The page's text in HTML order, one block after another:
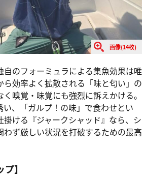
画像(14枚)
自のフォーミュラによる集魚効果は唯
効率よく拡散される「味と匂い」の
嗅覚・味覚にも強烈に訴えかける。
い、「ガルプ！の味」で食わせとい
掛ける『ジャークシャッド』なら、シ
わず厳しい状況を打破するための最高
】